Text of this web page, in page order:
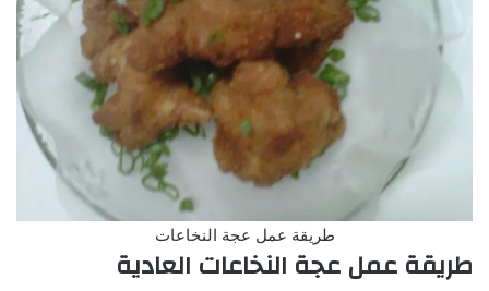
طريقة عمل عجة النخاعات
طريقة عمل عجة النخاعات العادية